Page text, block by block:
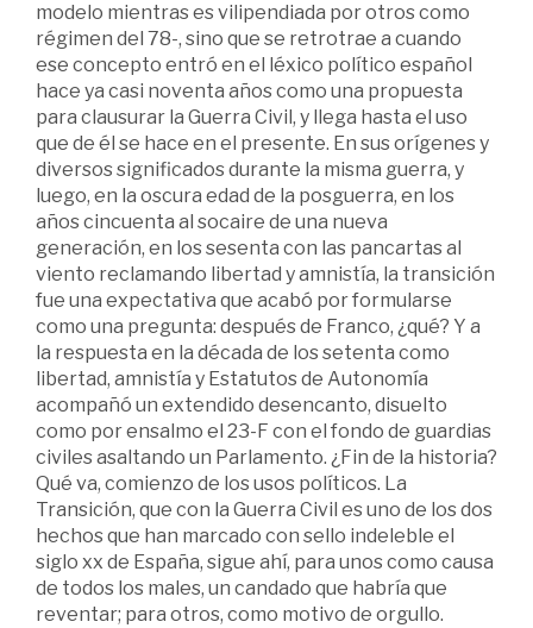
modelo mientras es vilipendiada por otros como
régimen del 78-, sino que se retrotrae a cuando
ese concepto entró en el léxico político español
hace ya casi noventa años como una propuesta
para clausurar la Guerra Civil, y llega hasta el uso
que de él se hace en el presente. En sus orígenes y
diversos significados durante la misma guerra, y
luego, en la oscura edad de la posguerra, en los
años cincuenta al socaire de una nueva
generación, en los sesenta con las pancartas al
viento reclamando libertad y amnistía, la transición
fue una expectativa que acabó por formularse
como una pregunta: después de Franco, ¿qué? Y a
la respuesta en la década de los setenta como
libertad, amnistía y Estatutos de Autonomía
acompañó un extendido desencanto, disuelto
como por ensalmo el 23-F con el fondo de guardias
civiles asaltando un Parlamento. ¿Fin de la historia?
Qué va, comienzo de los usos políticos. La
Transición, que con la Guerra Civil es uno de los dos
hechos que han marcado con sello indeleble el
siglo xx de España, sigue ahí, para unos como causa
de todos los males, un candado que habría que
reventar; para otros, como motivo de orgullo.